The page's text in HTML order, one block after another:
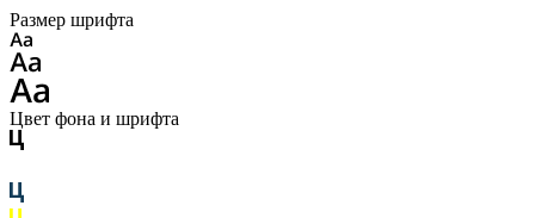
Размер шрифта
Цвет фона и шрифта